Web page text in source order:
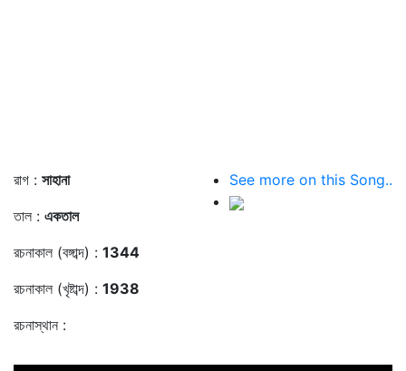
রাগ : সাহানা
তাল : একতাল
রচনাকাল (বঙ্গাব্দ) : 1344
রচনাকাল (খৃষ্টাব্দ) : 1938
রচনাস্থান :
See more on this Song..